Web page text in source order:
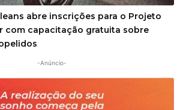
abre inscrições para o Projeto
com capacitação gratuita sobre
-Anúncio-